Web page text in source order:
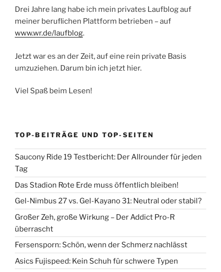
Drei Jahre lang habe ich mein privates Laufblog auf
meiner beruflichen Plattform betrieben – auf
www.wr.de/laufblog.
Jetzt war es an der Zeit, auf eine rein private Basis
umzuziehen. Darum bin ich jetzt hier.
Viel Spaß beim Lesen!
TOP-BEITRÄGE UND TOP-SEITEN
Saucony Ride 19 Testbericht: Der Allrounder für jeden
Tag
Das Stadion Rote Erde muss öffentlich bleiben!
Gel-Nimbus 27 vs. Gel-Kayano 31: Neutral oder stabil?
Großer Zeh, große Wirkung – Der Addict Pro-R
überrascht
Fersensporn: Schön, wenn der Schmerz nachlässt
Asics Fujispeed: Kein Schuh für schwere Typen